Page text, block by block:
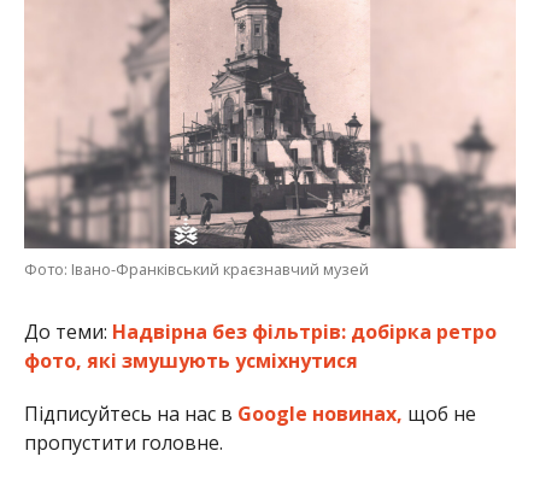
Фото: Івано-Франківський краєзнавчий музей
До теми: Надвірна без фільтрів: добірка ретро
фото, які змушують усміхнутися
Підписуйтесь на нас в Google новинах, щоб не
пропустити головне.